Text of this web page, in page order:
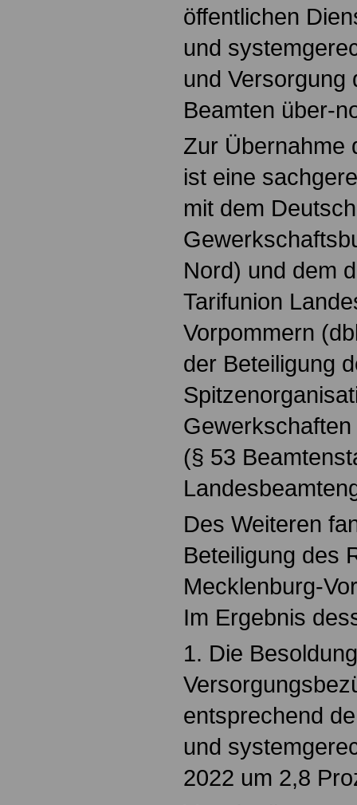
öffentlichen
und
und Versorgung
Beamten über-
Zur Übernahme
ist eine
mit dem
Nord) und dem
Tarifunion
Vorpommern
der Beteiligung
(§ 53
Des Weiteren
Beteiligung des
Mecklenburg-
Im Ergebnis
1. Die
entsprechend
und
2022 um 2,8